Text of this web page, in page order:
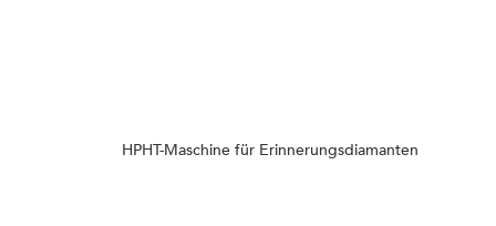
HPHT-Maschine für Erinnerungsdiamanten